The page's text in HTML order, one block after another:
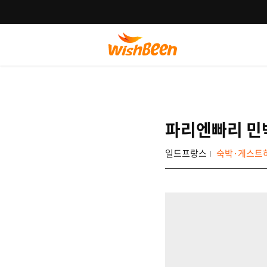
파리엔빠리 민
일드프랑스 숙박·게스트